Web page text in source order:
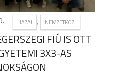
| HAZAI , NEMZETKÖZI
FIÚ IS OTT
3X3-AS